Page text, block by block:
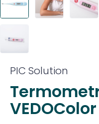
PIC Solution
VEDOColor